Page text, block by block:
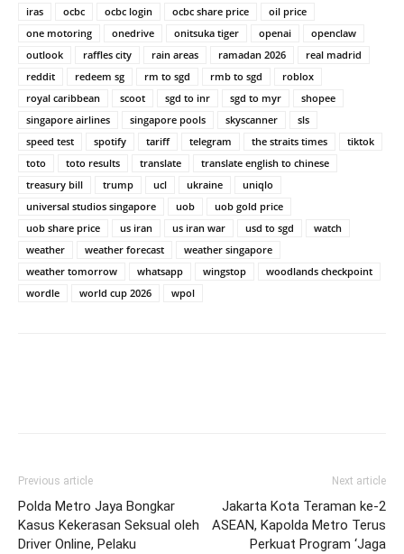
iras ocbc ocbc login ocbc share price
oil price
one motoring
onedrive onitsuka tiger openai
openclaw
outlook
raffles city rain areas ramadan 2026
real madrid
reddit
redeem sg rm to sgd rmb to sgd
roblox
royal caribbean
scoot sgd to inr sgd to myr
shopee
singapore airlines
singapore pools skyscanner
sls
speed test
spotify tariff telegram the straits times
tiktok
toto
toto results translate
translate english to chinese
treasury bill
trump ucl ukraine
uniqlo
universal studios singapore
uob
uob gold price
uob share price
us iran us iran war usd to sgd
watch
weather
weather forecast
weather singapore
weather tomorrow
whatsapp wingstop
woodlands checkpoint
wordle
world cup 2026 wpol
Previous article
Polda Metro Jaya Bongkar
Kasus Kekerasan Seksual oleh
Driver Online, Pelaku
Next article
Jakarta Kota Teraman ke-2
ASEAN, Kapolda Metro Terus
Perkuat Program ‘Jaga